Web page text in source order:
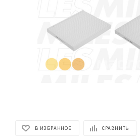
В ИЗБРАННОЕ СРАВНИТЬ